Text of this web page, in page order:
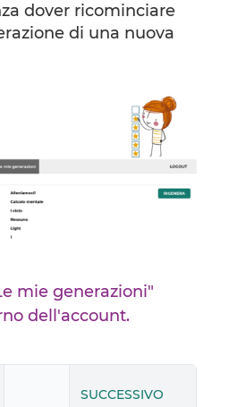
dover ricominciare
di una nuova
mie generazioni"
dell'account.
SUCCESSIVO